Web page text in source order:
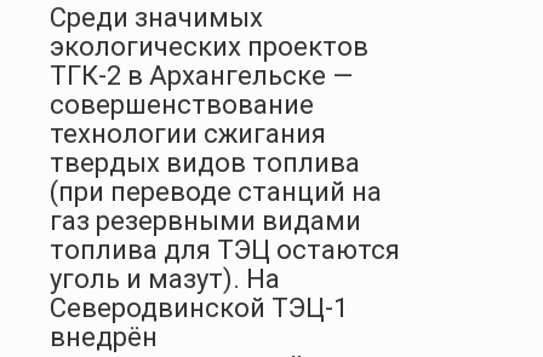
Среди значимых
экологических проектов
ТГК-2 в Архангельске —
совершенствование
технологии сжигания
твердых видов топлива
(при переводе станций на
газ резервными видами
топлива для ТЭЦ остаются
уголь и мазут). На
Северодвинской ТЭЦ-1
внедрён